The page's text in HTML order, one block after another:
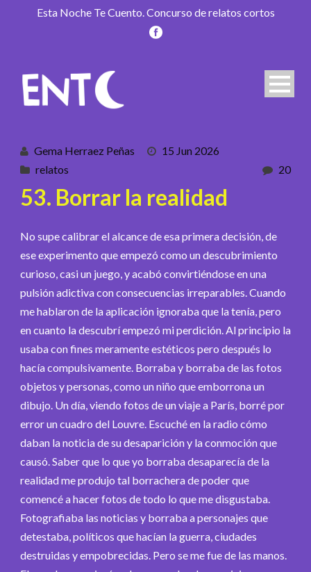
Esta Noche Te Cuento. Concurso de relatos cortos
Gema Herraez Peñas
15 Jun 2026
relatos
20
53. Borrar la realidad
No supe calibrar el alcance de esa primera decisión, de
ese experimento que empezó como un descubrimiento
curioso, casi un juego, y acabó convirtiéndose en una
pulsión adictiva con consecuencias irreparables. Cuando
me hablaron de la aplicación ignoraba que la tenía, pero
en cuanto la descubrí empezó mi perdición. Al principio la
usaba con fines meramente estéticos pero después lo
hacía compulsivamente. Borraba y borraba de las fotos
objetos y personas, como un niño que emborrona un
dibujo. Un día, viendo fotos de un viaje a París, borré por
error un cuadro del Louvre. Escuché en la radio cómo
daban la noticia de su desaparición y la conmoción que
causó. Saber que lo que yo borraba desaparecía de la
realidad me produjo tal borrachera de poder que
comencé a hacer fotos de todo lo que me disgustaba.
Fotografiaba las noticias y borraba a personajes que
detestaba, políticos que hacían la guerra, ciudades
destruidas y empobrecidas. Pero se me fue de las manos.